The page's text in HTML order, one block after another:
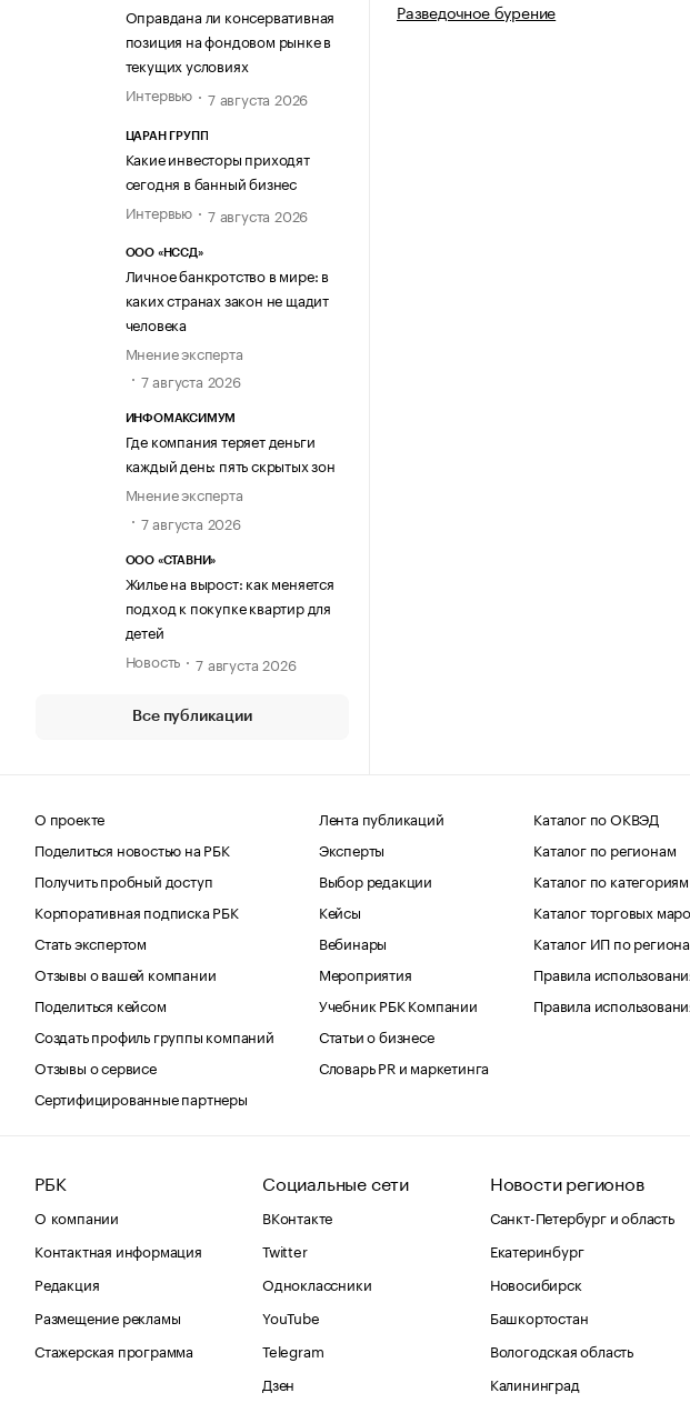
Оправдана ли консервативная
позиция на фондовом рынке в
текущих условиях
Интервью
7 августа 2026
ЦАРАН ГРУПП
Какие инвесторы приходят
сегодня в банный бизнес
Интервью
7 августа 2026
ООО «НССД»
Личное банкротство в мире: в
каких странах закон не щадит
человека
Мнение эксперта
7 августа 2026
ИНФОМАКСИМУМ
Где компания теряет деньги
каждый день: пять скрытых зон
Мнение эксперта
7 августа 2026
ООО «СТАВНИ»
Жилье на вырост: как меняется
подход к покупке квартир для
детей
Новость
7 августа 2026
Все публикации
Разведочное бурение
О проекте
Поделиться новостью на РБК
Получить пробный доступ
Корпоративная подписка РБК
Стать экспертом
Отзывы о вашей компании
Поделиться кейсом
Создать профиль группы компаний
Отзывы о сервисе
Сертифицированные партнеры
Лента публикаций
Эксперты
Выбор редакции
Кейсы
Вебинары
Мероприятия
Учебник РБК Компании
Статьи о бизнесе
Словарь PR и маркетинга
Каталог по ОКВЭД
Каталог по регионам
Каталог по категориям
Каталог торговых
Каталог ИП по
Правила
Правила
РБК
О компании
Контактная информация
Редакция
Размещение рекламы
Стажерская программа
Социальные сети
ВКонтакте
Twitter
Одноклассники
YouTube
Telegram
Дзен
Новости регионов
Санкт-Петербург и область
Екатеринбург
Новосибирск
Башкортостан
Вологодская область
Калининград